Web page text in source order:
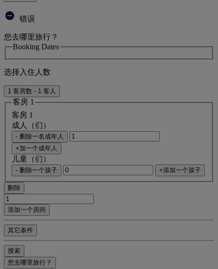
错误
您去哪里旅行？
Booking Dates
选择入住人数
1 客房数 - 1 客人
客房 1
客房 1
成人（们）
- 删除一名成年人
+加一个成年人
儿童（们）
- 删除一个孩子 +添加一个孩子
刪除
添加一个房间
其它条件
搜索
您去哪里旅行？